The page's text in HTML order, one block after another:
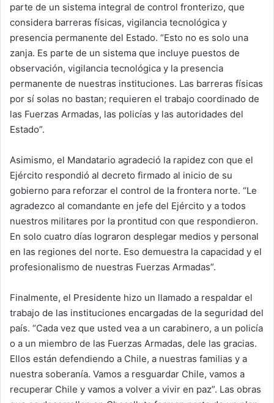
parte de un sistema integral de control fronterizo, que
considera barreras físicas, vigilancia tecnológica y
presencia permanente del Estado. “Esto no es solo una
zanja. Es parte de un sistema que incluye puestos de
observación, vigilancia tecnológica y la presencia
permanente de nuestras instituciones. Las barreras físicas
por sí solas no bastan; requieren el trabajo coordinado de
las Fuerzas Armadas, las policías y las autoridades del
Estado”.
Asimismo, el Mandatario agradeció la rapidez con que el
Ejército respondió al decreto firmado al inicio de su
gobierno para reforzar el control de la frontera norte. “Le
agradezco al comandante en jefe del Ejército y a todos
nuestros militares por la prontitud con que respondieron.
En solo cuatro días lograron desplegar medios y personal
en las regiones del norte. Eso demuestra la capacidad y el
profesionalismo de nuestras Fuerzas Armadas”.
Finalmente, el Presidente hizo un llamado a respaldar el
trabajo de las instituciones encargadas de la seguridad del
país. “Cada vez que usted vea a un carabinero, a un policía
o a un miembro de las Fuerzas Armadas, dele las gracias.
Ellos están defendiendo a Chile, a nuestras familias y a
nuestra soberanía. Vamos a resguardar Chile, vamos a
recuperar Chile y vamos a volver a vivir en paz”. Las obras